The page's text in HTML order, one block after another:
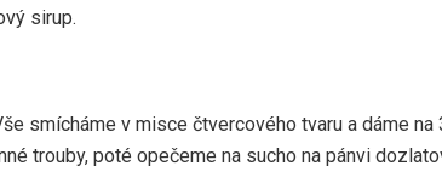
sirup.
smícháme v misce čtvercového tvaru a dáme na
trouby, poté opečeme na sucho na pánvi